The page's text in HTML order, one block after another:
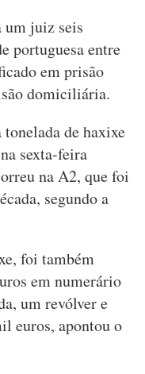
um juiz seis
portuguesa entre
em prisão
domiciliária.
tonelada de haxixe
sexta-feira
na A2, que foi
segundo a
foi também
em numerário
um revólver e
euros, apontou o